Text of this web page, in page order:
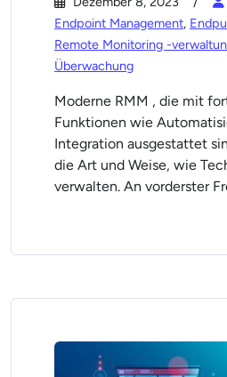
Endpoint Management,
Remote Monitoring -
Überwachung
Moderne RMM , die mit
Funktionen wie
Integration ausgestattet
die Art und Weise, wie
verwalten. An vorderster